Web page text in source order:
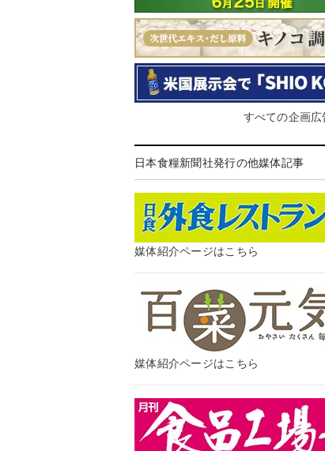
すべての企画
日本食糧新聞社発行の他媒体記事
媒体紹介ページはこちら
媒体紹介ページはこちら